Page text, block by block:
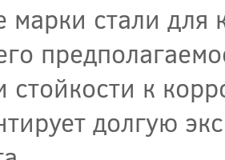
стали для
стойкости к
долгую